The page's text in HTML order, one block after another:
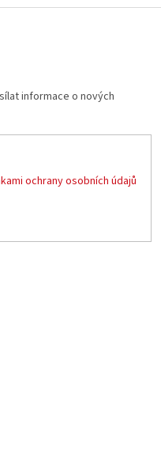
informace o nových
ochrany osobních údajů